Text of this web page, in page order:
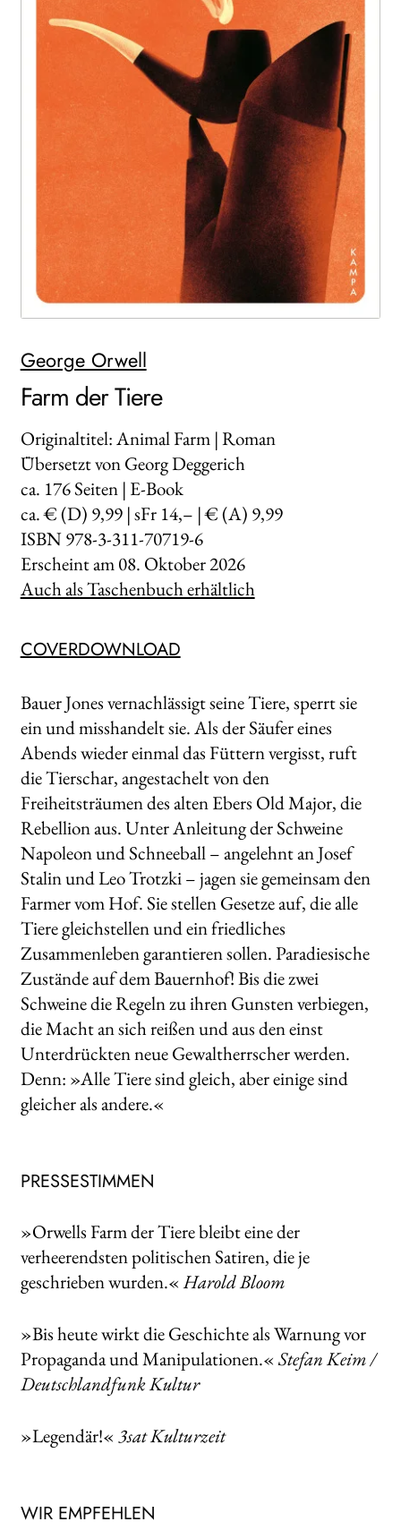
WEITERE VERLAGE
Search:
George Orwell
Farm der Tiere
Originaltitel: Animal Farm | Roman
Übersetzt von Georg Deggerich
ca. 176Seiten | E-Book
ca. € (D) 9,99 | sFr 14,– | € (A) 9,99
ISBN 978-3-311-70719-6
Erscheint am08. Oktober 2026
Auch als Taschenbuch erhältlich
COVERDOWNLOAD
Bauer Jones vernachlässigt seine Tiere, sperrt sie
ein und misshandelt sie. Als der Säufer eines
Abends wieder einmal das Füttern vergisst, ruft
die Tierschar, angestachelt von den
Freiheitsträumen des alten Ebers Old Major, die
Rebellion aus. Unter Anleitung der Schweine
Napoleon und Schneeball – angelehnt an Josef
Stalin und Leo Trotzki – jagen sie gemeinsam den
Farmer vom Hof. Sie stellen Gesetze auf, die alle
Tiere gleichstellen und ein friedliches
Zusammenleben garantieren sollen. Paradiesische
Zustände auf dem Bauernhof! Bis die zwei
Schweine die Regeln zu ihren Gunsten verbiegen,
die Macht an sich reißen und aus den einst
Unterdrückten neue Gewaltherrscher werden.
Denn: »Alle Tiere sind gleich, aber einige sind
gleicher als andere.«
PRESSESTIMMEN
»Orwells Farm der Tiere bleibt eine der
verheerendsten politischen Satiren, die je
geschrieben wurden.«Harold Bloom
»Bis heute wirkt die Geschichte als Warnung vor
Propaganda und Manipulationen.«Stefan Keim /
Deutschlandfunk Kultur
»Legendär!« 3sat Kulturzeit
WIR EMPFEHLEN